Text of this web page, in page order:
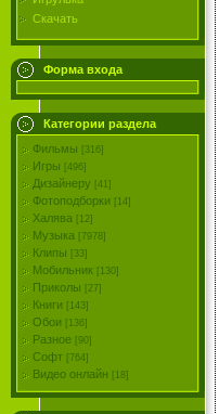
Скачать
Форма входа
Категории раздела
Фильмы
[316]
Игры [496]
Дизайнеру [41]
Фотоподборки [14]
Халява [12]
Музыка [7978]
Клипы [33]
Мобильник [130]
Приколы [27]
Книги [143]
Обои [136]
Разное [90]
Софт [764]
Видео онлайн [18]